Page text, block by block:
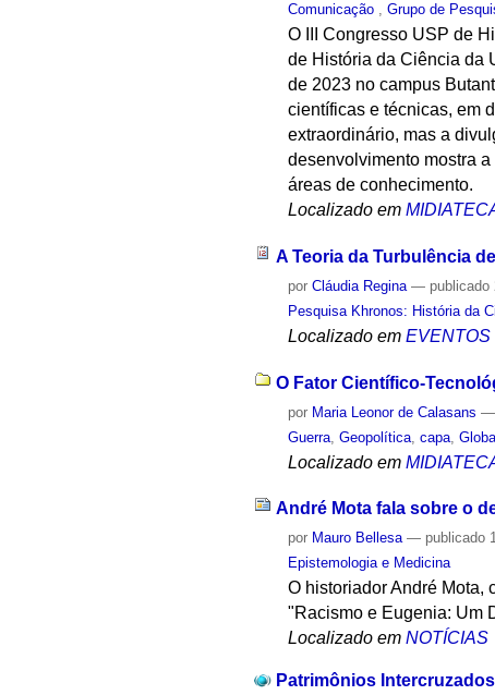
Comunicação ,Grupo de
O III Congresso USP de
de História da Ciência da
de 2023 no campus
científicas e técnicas, em
extraordinário, mas a
desenvolvimento mostra
áreas de conhecimento.
Localizado em
A Teoria da Turbulência
porCláudia Regina — publicado
Pesquisa Khronos: História da
Localizado em EVENTOS
O Fator Científico-
por Maria Leonor de Calasans —
Guerra ,Geopolítica ,capa ,
Localizado em
André Mota fala sobre o
por Mauro Bellesa — publicado
Epistemologia e Medicina
O historiador André Mota,
"Racismo e Eugenia: Um
Localizado em NOTÍCIAS
Patrimônios